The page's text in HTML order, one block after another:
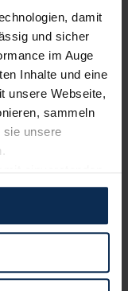
damit
und sicher
im Auge
Inhalte und eine
unsere Webseite,
sammeln
sie unsere
einverstanden
Service zu
Sie dem nicht
auf die
somit nicht
Leasing
dich 100%